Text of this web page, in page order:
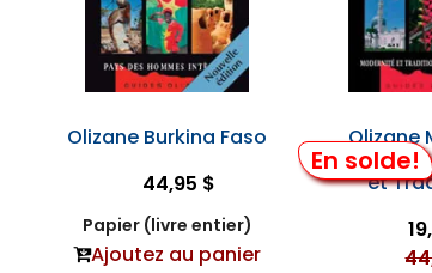
Olizane Burkina Faso
44,95 $
Papier (livre entier)
Ajoutez au panier
En solde!
Olizane
3ème Ed.
et